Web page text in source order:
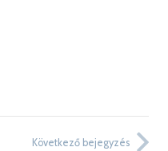
Következő bejegyzés